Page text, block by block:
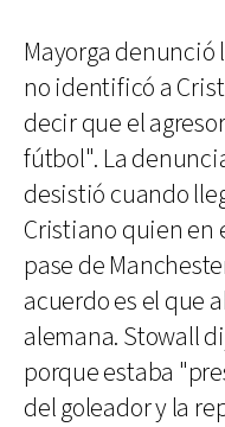
Mayorga denunció
no identificó a
decir que el
fútbol". La
desistió cuando
Cristiano quien en
pase de
acuerdo es el que
alemana. Stowall
porque estaba
del goleador y la